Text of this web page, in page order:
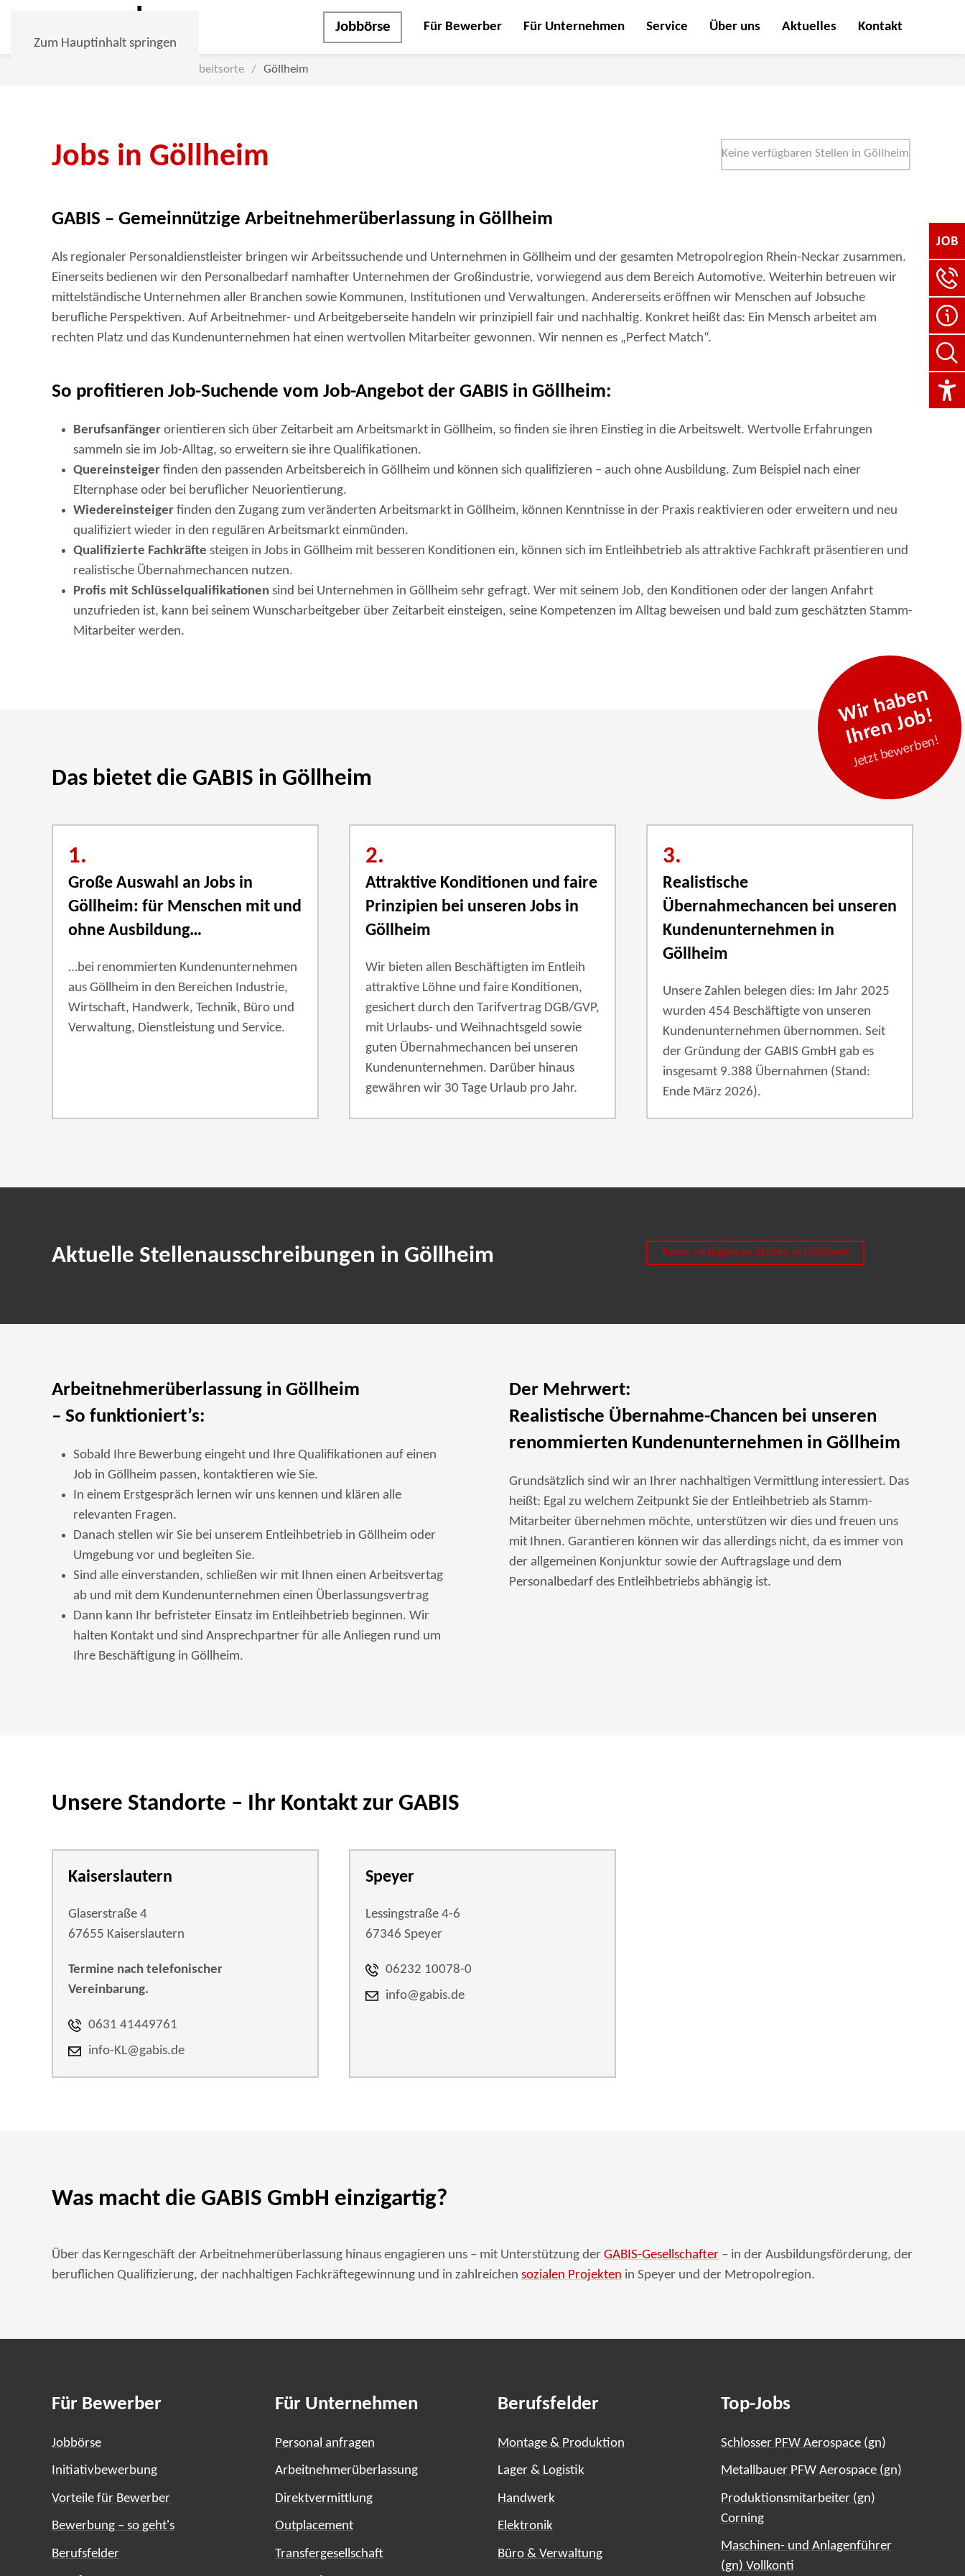
Zum Hauptinhalt springen
Jobbörse Für Bewerber Für Unternehmen Service Über uns Aktuelles Kontakt
Arbeitsorte Göllheim
Jobs in Göllheim Keine verfügbaren Stellen in Göllheim
GABIS – Gemeinnützige Arbeitnehmerüberlassung in Göllheim
Als regionaler Personaldienstleister bringen wir Arbeitssuchende und Unternehmen in Göllheim und der gesamten Metropolregion Rhein-Neckar zusammen.
Einerseits bedienen wir den Personalbedarf namhafter Unternehmen der Großindustrie, vorwiegend aus dem Bereich Automotive. Weiterhin betreuen wir
mittelständische Unternehmen aller Branchen sowie Kommunen, Institutionen und Verwaltungen. Andererseits eröffnen wir Menschen auf Jobsuche
berufliche Perspektiven. Auf Arbeitnehmer- und Arbeitgeberseite handeln wir prinzipiell fair und nachhaltig. Konkret heißt das: Ein Mensch arbeitet am
rechten Platz und das Kundenunternehmen hat einen wertvollen Mitarbeiter gewonnen. Wir nennen es „Perfect Match“.
So profitieren Job-Suchende vom Job-Angebot der GABIS in Göllheim:
Berufsanfänger orientieren sich über Zeitarbeit am Arbeitsmarkt in Göllheim, so finden sie ihren Einstieg in die Arbeitswelt. Wertvolle Erfahrungen
sammeln sie im Job-Alltag, so erweitern sie ihre Qualifikationen.
Quereinsteiger finden den passenden Arbeitsbereich in Göllheim und können sich qualifizieren – auch ohne Ausbildung. Zum Beispiel nach einer
Elternphase oder bei beruflicher Neuorientierung.
Wiedereinsteiger finden den Zugang zum veränderten Arbeitsmarkt in Göllheim, können Kenntnisse in der Praxis reaktivieren oder erweitern und neu
qualifiziert wieder in den regulären Arbeitsmarkt einmünden.
Qualifizierte Fachkräfte steigen in Jobs in Göllheim mit besseren Konditionen ein, können sich im Entleihbetrieb als attraktive Fachkraft präsentieren und
realistische Übernahmechancen nutzen.
Profis mit Schlüsselqualifikationen sind bei Unternehmen in Göllheim sehr gefragt. Wer mit seinem Job, den Konditionen oder der langen Anfahrt
unzufrieden ist, kann bei seinem Wunscharbeitgeber über Zeitarbeit einsteigen, seine Kompetenzen im Alltag beweisen und bald zum geschätzten Stamm-
Mitarbeiter werden.
Das bietet die GABIS in Göllheim
1.
Große Auswahl an Jobs in
Göllheim: für Menschen mit und
ohne Ausbildung…
…bei renommierten Kundenunternehmen
aus Göllheim in den Bereichen Industrie,
Wirtschaft, Handwerk, Technik, Büro und
Verwaltung, Dienstleistung und Service.
2.
Attraktive Konditionen und faire
Prinzipien bei unseren Jobs in
Göllheim
Wir bieten allen Beschäftigten im Entleih
attraktive Löhne und faire Konditionen,
gesichert durch den Tarifvertrag DGB/GVP,
mit Urlaubs- und Weihnachtsgeld sowie
guten Übernahmechancen bei unseren
Kundenunternehmen. Darüber hinaus
gewähren wir 30 Tage Urlaub pro Jahr.
3.
Realistische
Übernahmechancen bei unseren
Kundenunternehmen in
Göllheim
Unsere Zahlen belegen dies: Im Jahr 2025
wurden 454 Beschäftigte von unseren
Kundenunternehmen übernommen. Seit
der Gründung der GABIS GmbH gab es
insgesamt 9.388 Übernahmen (Stand:
Ende März 2026).
Wir haben
Ihren Job!
Jetzt bewerben!
Aktuelle Stellenausschreibungen in Göllheim Keine verfügbaren Stellen in Göllheim
Arbeitnehmerüberlassung in Göllheim
– So funktioniert’s:
Sobald Ihre Bewerbung eingeht und Ihre Qualifikationen auf einen
Job in Göllheim passen, kontaktieren wie Sie.
In einem Erstgespräch lernen wir uns kennen und klären alle
relevanten Fragen.
Danach stellen wir Sie bei unserem Entleihbetrieb in Göllheim oder
Umgebung vor und begleiten Sie.
Sind alle einverstanden, schließen wir mit Ihnen einen Arbeitsvertag
ab und mit dem Kundenunternehmen einen Überlassungsvertrag
Dann kann Ihr befristeter Einsatz im Entleihbetrieb beginnen. Wir
halten Kontakt und sind Ansprechpartner für alle Anliegen rund um
Ihre Beschäftigung in Göllheim.
Der Mehrwert:
Realistische Übernahme-Chancen bei unseren
renommierten Kundenunternehmen in Göllheim
Grundsätzlich sind wir an Ihrer nachhaltigen Vermittlung interessiert. Das
heißt: Egal zu welchem Zeitpunkt Sie der Entleihbetrieb als Stamm-
Mitarbeiter übernehmen möchte, unterstützen wir dies und freuen uns
mit Ihnen. Garantieren können wir das allerdings nicht, da es immer von
der allgemeinen Konjunktur sowie der Auftragslage und dem
Personalbedarf des Entleihbetriebs abhängig ist.
Unsere Standorte – Ihr Kontakt zur GABIS
Kaiserslautern
Glaserstraße 4
67655 Kaiserslautern
Termine nach telefonischer
Vereinbarung.
0631 41449761
info-KL@gabis.de
Speyer
Lessingstraße 4-6
67346 Speyer
06232 10078-0
info@gabis.de
Was macht die GABIS GmbH einzigartig?
Über das Kerngeschäft der Arbeitnehmerüberlassung hinaus engagieren uns – mit Unterstützung der GABIS-Gesellschafter – in der Ausbildungsförderung, der
beruflichen Qualifizierung, der nachhaltigen Fachkräftegewinnung und in zahlreichen sozialen Projekten in Speyer und der Metropolregion.
Für Bewerber
Jobbörse
Initiativbewerbung
Vorteile für Bewerber
Bewerbung – so geht's
Berufsfelder
Für Unternehmen
Personal anfragen
Arbeitnehmerüberlassung
Direktvermittlung
Outplacement
Transfergesellschaft
Berufsfelder
Montage & Produktion
Lager & Logistik
Handwerk
Elektronik
Büro & Verwaltung
Top-Jobs
Schlosser PFW Aerospace (gn)
Metallbauer PFW Aerospace (gn)
Produktionsmitarbeiter (gn)
Corning
Maschinen- und Anlagenführer
(gn) Vollkonti